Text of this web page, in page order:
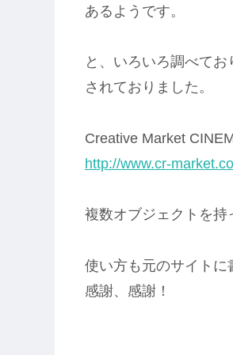
あるようです。
と、いろいろ調べて
されておりました。
Creative Market
http://www.cr-
複数オブジェクトを持
使い方も元のサイトに
感謝、感謝！